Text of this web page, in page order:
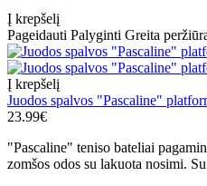
Į krepšelį
Pageidauti Palyginti Greita
Į krepšelį
Juodos spalvos "Pascaline"
23.99€
"Pascaline" teniso bateliai
zomšos odos su lakuota nosimi.